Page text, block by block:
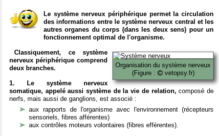
Le système nerveux périphérique permet la circulation
des informations entre le système nerveux central et les
autres organes du corps (dans les deux sens) pour un
fonctionnement optimal de l'organisme.
Organisation du système nerveux
(Figure :
vetopsy.fr)
Classiquement, ce système
nerveux périphérique comprend
deux branches.
1. Le système nerveux
somatique, appelé aussi système de la vie de relation, composé de
nerfs, mais aussi de ganglions, est associé :
aux rapports de l'organisme avec l'environnement (récepteurs
sensoriels, fibres afférentes)
aux contrôles moteurs volontaires (fibres efférentes).